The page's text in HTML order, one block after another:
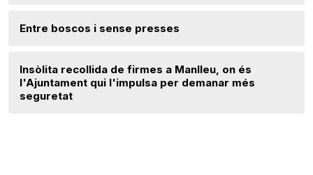
Entre boscos i sense presses
Insòlita recollida de firmes a Manlleu, on és
l'Ajuntament qui l'impulsa per demanar més
seguretat